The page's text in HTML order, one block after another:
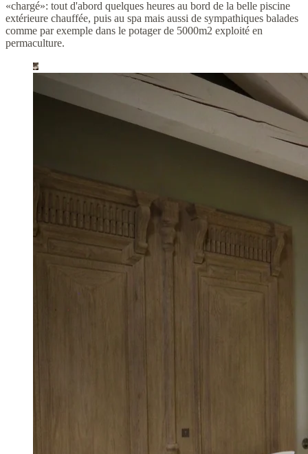
«chargé»: tout d'abord quelques heures au bord de la belle piscine
extérieure chauffée, puis au spa mais aussi de sympathiques balades
comme par exemple dans le potager de 5000m2 exploité en
permaculture.